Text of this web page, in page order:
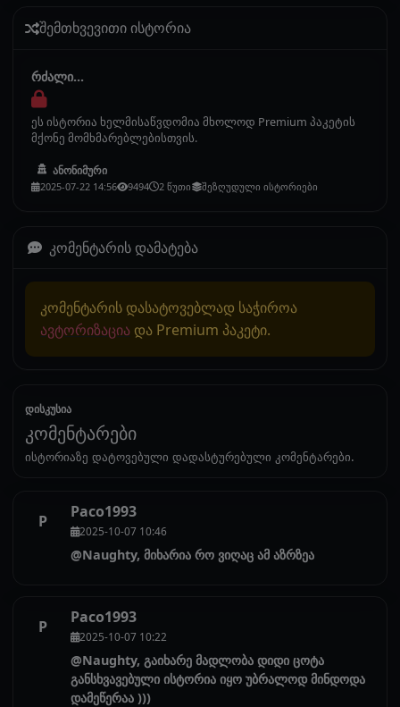
შემთხვევითი ისტორია
რძალი...
ეს ისტორია ხელმისაწვდომია მხოლოდ Premium პაკეტის
მქონე მომხმარებლებისთვის.
ანონიმური
2025-07-22 14:56 9494 2 წუთი შეზღუდული ისტორიები
კომენტარის დამატება
კომენტარის დასატოვებლად საჭიროა
ავტორიზაცია და Premium პაკეტი.
დისკუსია
კომენტარები
ისტორიაზე დატოვებული დადასტურებული კომენტარები.
P Paco1993
2025-10-07 10:46
@Naughty, მიხარია რო ვიღაც ამ აზრზეა
P Paco1993
2025-10-07 10:22
@Naughty, გაიხარე მადლობა დიდი ცოტა
განსხვავებული ისტორია იყო უბრალოდ მინდოდა
დამეწერაა )))